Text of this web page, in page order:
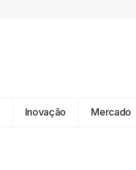
Inovação Mercado